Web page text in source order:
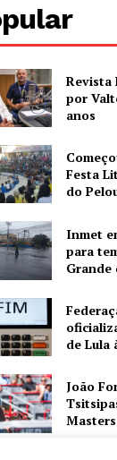
Revista
por
anos
Festa
do
Inmet
para
Grande
de Lula
João